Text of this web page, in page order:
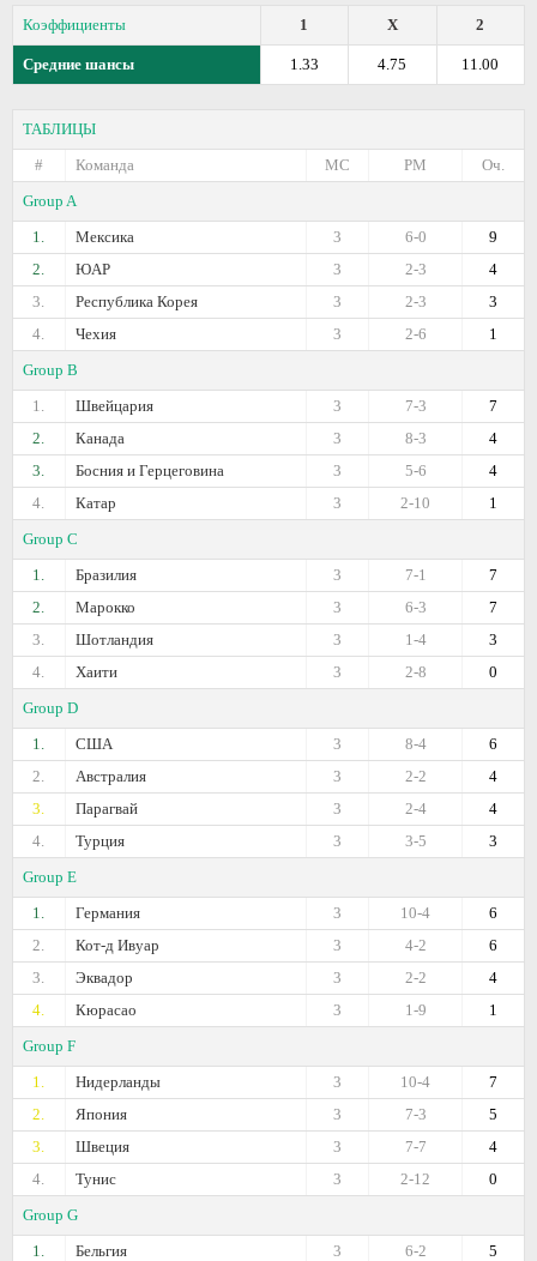
Коэффициенты 2
X
1
Средние шансы 11.00
4.75
1.33
ТАБЛИЦЫ
#
Команда Оч.
РМ
МС
Group A
1.
Мексика 9
6-0
3
2.
ЮАР 4
2-3
3
3.
Республика Корея 3
2-3
3
4.
Чехия 1
2-6
3
Group B
1.
Швейцария 7
7-3
3
2.
Канада 4
8-3
3
3.
Босния и Герцеговина 4
5-6
3
4.
Катар 1
2-10
3
Group C
1.
Бразилия 7
7-1
3
2.
Марокко 7
6-3
3
3.
Шотландия 3
1-4
3
4.
Хаити 0
2-8
3
Group D
1.
США 6
8-4
3
2.
Австралия 4
2-2
3
3.
Парагвай 4
2-4
3
4.
Турция 3
3-5
3
Group E
1.
Германия 6
10-4
3
2.
Кот-д Ивуар 6
4-2
3
3.
Эквадор 4
2-2
3
4.
Кюрасао 1
1-9
3
Group F
1.
Нидерланды 7
10-4
3
2.
Япония 5
7-3
3
3.
Швеция 4
7-7
3
4.
Тунис 0
2-12
3
Group G
1.
Бельгия 5
6-2
3